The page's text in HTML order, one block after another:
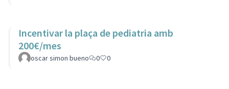
Incentivar la plaça de pediatria amb
200€/mes
oscar simon bueno 0 0